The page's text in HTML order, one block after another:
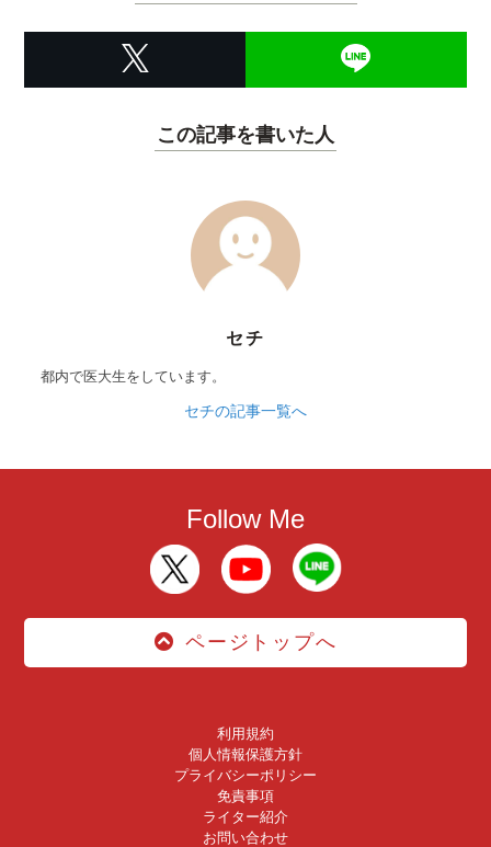
この記事を書いた人
セチ
都内で医大生をしています。
セチの記事一覧へ
Follow Me
ページトップへ
利用規約
個人情報保護方針
プライバシーポリシー
免責事項
ライター紹介
お問い合わせ